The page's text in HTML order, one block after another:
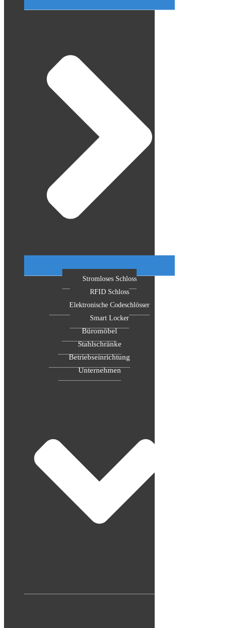
Stromloses Schloss
RFID Schloss
Elektronische Codeschlösser
Smart Locker
Büromöbel
Stahlschränke
Betriebseinrichtung
Unternehmen